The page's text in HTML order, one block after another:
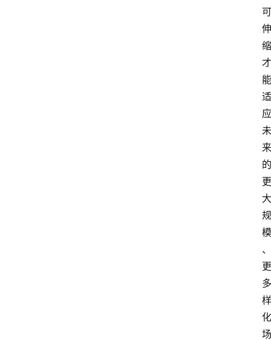
可
伸
缩
才
能
适
应
未
来
的
更
大
规
模
、
更
多
样
化
场